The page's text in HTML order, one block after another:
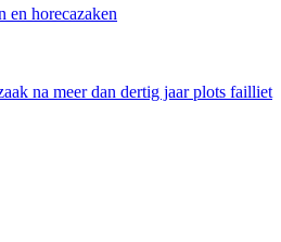
en horecazaken
na meer dan dertig jaar plots failliet